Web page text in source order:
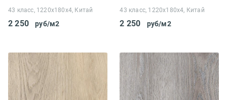
43 класс, 1220x180x4, Китай
2 250 руб/м2
43 класс, 1220x180x4, Китай
2 250 руб/м2